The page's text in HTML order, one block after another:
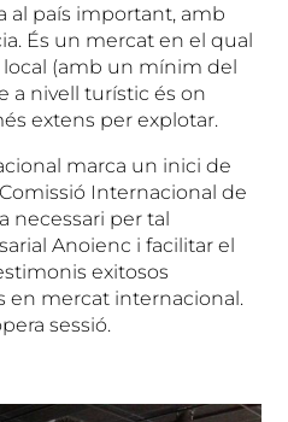
al país important, amb
És un mercat en el qual
(amb un mínim del
a nivell turístic és on
extens per explotar.
marca un inici de
Internacional de
necessari per tal
Anoienc i facilitar el
exitosos
en mercat internacional.
sessió.